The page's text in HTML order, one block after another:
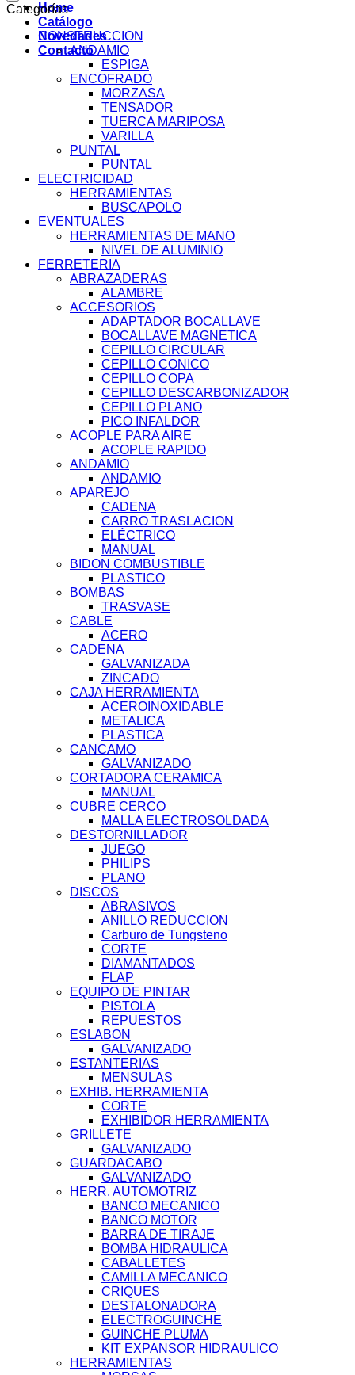
Home
Catálogo
Novedades
Contacto
Categorías
CONSTRUCCION
ANDAMIO
ESPIGA
ENCOFRADO
MORZASA
TENSADOR
TUERCA MARIPOSA
VARILLA
PUNTAL
PUNTAL
ELECTRICIDAD
HERRAMIENTAS
BUSCAPOLO
EVENTUALES
HERRAMIENTAS DE MANO
NIVEL DE ALUMINIO
FERRETERIA
ABRAZADERAS
ALAMBRE
ACCESORIOS
ADAPTADOR BOCALLAVE
BOCALLAVE MAGNETICA
CEPILLO CIRCULAR
CEPILLO CONICO
CEPILLO COPA
CEPILLO DESCARBONIZADOR
CEPILLO PLANO
PICO INFALDOR
ACOPLE PARA AIRE
ACOPLE RAPIDO
ANDAMIO
ANDAMIO
APAREJO
CADENA
CARRO TRASLACION
ELÉCTRICO
MANUAL
BIDON COMBUSTIBLE
PLASTICO
BOMBAS
TRASVASE
CABLE
ACERO
CADENA
GALVANIZADA
ZINCADO
CAJA HERRAMIENTA
ACEROINOXIDABLE
METALICA
PLASTICA
CANCAMO
GALVANIZADO
CORTADORA CERAMICA
MANUAL
CUBRE CERCO
MALLA ELECTROSOLDADA
DESTORNILLADOR
JUEGO
PHILIPS
PLANO
DISCOS
ABRASIVOS
ANILLO REDUCCION
Carburo de Tungsteno
CORTE
DIAMANTADOS
FLAP
EQUIPO DE PINTAR
PISTOLA
REPUESTOS
ESLABON
GALVANIZADO
ESTANTERIAS
MENSULAS
EXHIB. HERRAMIENTA
CORTE
EXHIBIDOR HERRAMIENTA
GRILLETE
GALVANIZADO
GUARDACABO
GALVANIZADO
HERR. AUTOMOTRIZ
BANCO MECANICO
BANCO MOTOR
BARRA DE TIRAJE
BOMBA HIDRAULICA
CABALLETES
CAMILLA MECANICO
CRIQUES
DESTALONADORA
ELECTROGUINCHE
GUINCHE PLUMA
KIT EXPANSOR HIDRAULICO
HERRAMIENTAS